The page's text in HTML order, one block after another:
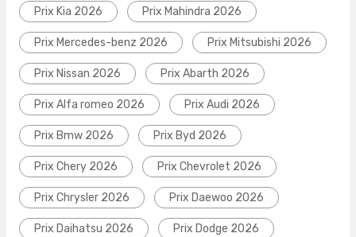
Prix Kia 2026 Prix Mahindra 2026
Prix Mercedes-benz 2026 Prix Mitsubishi 2026
Prix Nissan 2026 Prix Abarth 2026
Prix Alfa romeo 2026 Prix Audi 2026
Prix Bmw 2026 Prix Byd 2026
Prix Chery 2026 Prix Chevrolet 2026
Prix Chrysler 2026 Prix Daewoo 2026
Prix Daihatsu 2026 Prix Dodge 2026